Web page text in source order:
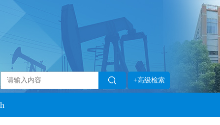
+高级检索